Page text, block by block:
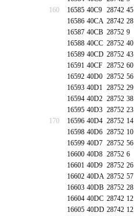
160
16585 40C9 28742 45
16586 40CA 28742 28
16587 40CB 28752 9
16588 40CC 28752 40
16589 40CD 28752 43
16591 40CF 28752 60
16592 40D0 28752 56
16593 40D1 28752 29
16594 40D2 28752 38
16595 40D3 28752 23
170
16596 40D4 28752 14
16598 40D6 28752 10
16599 40D7 28752 56
16600 40D8 28752 6
16601 40D9 28752 26
16602 40DA 28752 57
16603 40DB 28752 28
16604 40DC 28742 12
16605 40DD 28742 12